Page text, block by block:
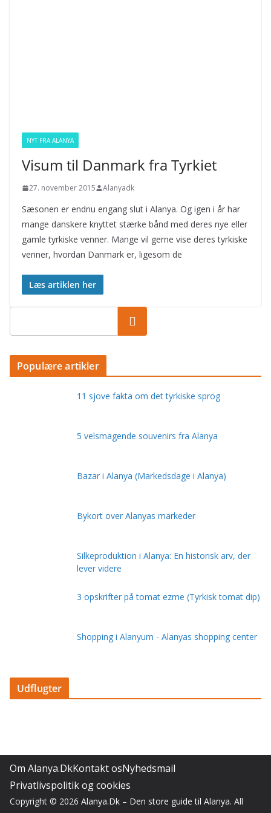
NYT FRA ALANYA
Visum til Danmark fra Tyrkiet
27. november 2015 Alanyadk
Sæsonen er endnu engang slut i Alanya. Og igen i år har
mange danskere knyttet stærke bånd med deres nye eller
gamle tyrkiske venner. Mange vil gerne vise deres tyrkiske
venner, hvordan Danmark er, ligesom de
Læs artiklen her
Populære artikler
11 sjove fakta om det tyrkiske sprog
5 velsmagende souvenirs fra Alanya
Bazar i Alanya (Markedsdage i Alanya)
Bykort over Alanyas markeder
Silkeproduktion i Alanya: En historisk arv, der
lever videre
3 opskrifter på tomat ezme (Tyrkisk tomat dip)
Shopping i Alanyum - Alanyas shopping center
Udflugter
Om Alanya.DkKontakt osNyhedsmail
Privatlivspolitik og cookies
Copyright © 2026 Alanya.Dk – Den store guide til Alanya. All